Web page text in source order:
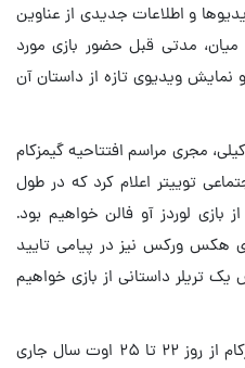
و اطلاعات جدیدی از عناوین
مدتی قبل حضور بازی مورد
و نمایش ویدیوی تازه از داستان آن
مجری مراسم افتتاحیه گیمزکام
توییتر اعلام کرد که در طول
لوردز آو فالن خواهیم بود.
هکس ورکس نیز در پیامی تایید
تریلر داستانی از بازی خواهیم
لازم به ذکر است که نمایشگاه گیمزکام از روز ۲۲ تا ۲۵ اوت سال جاری